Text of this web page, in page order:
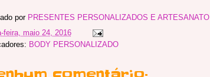
por PRESENTES PERSONALIZADOS E ARTESANATO
feira, maio 24, 2016
BODY PERSONALIZADO